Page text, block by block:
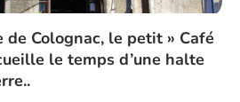
Colognac, le petit » Café
le temps d’une halte